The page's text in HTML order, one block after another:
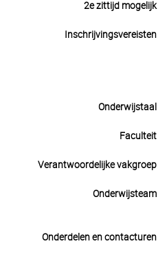
2e zittijd mogelijk
Inschrijvingsvereisten
Onderwijstaal
Faculteit
Verantwoordelijke vakgroep
Onderwijsteam
Onderdelen en contacturen